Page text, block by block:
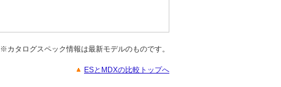
※カタログスペック情報は最新モデルのものです。
ESとMDXの比較トップへ